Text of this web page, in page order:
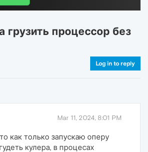
грузить процессор без
Log in to reply
Mar 11, 2024, 8:01 PM
как только запускаю оперу
кулера, в процесах